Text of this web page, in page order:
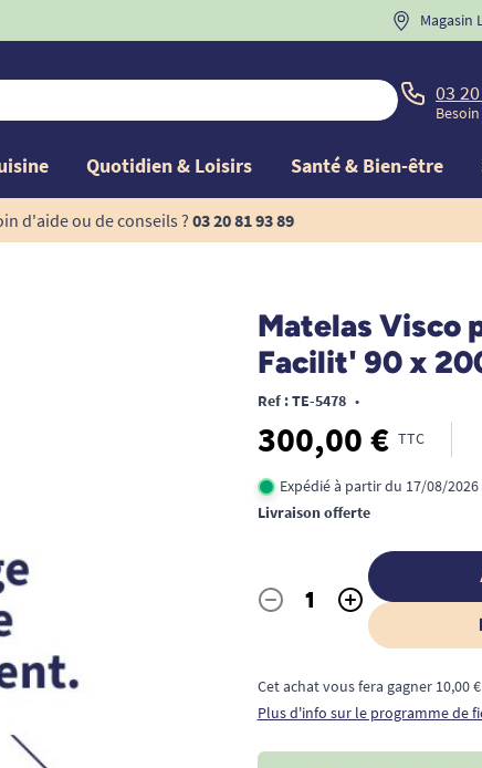
BIENVENUE"
Magasin
03
Quotidien & Loisirs Santé & Bien-être
d'aide ou de conseils ?03 20 81 93 89
Matelas Visco
Facilit' 90 x
Ref : TE-5478 •
300,00 € TTC
Expédié à partir du 17/08/2026
Livraison offerte
Quantité
- +
Cet achat vous fera gagner 10,00
Plus d'info sur le programme de